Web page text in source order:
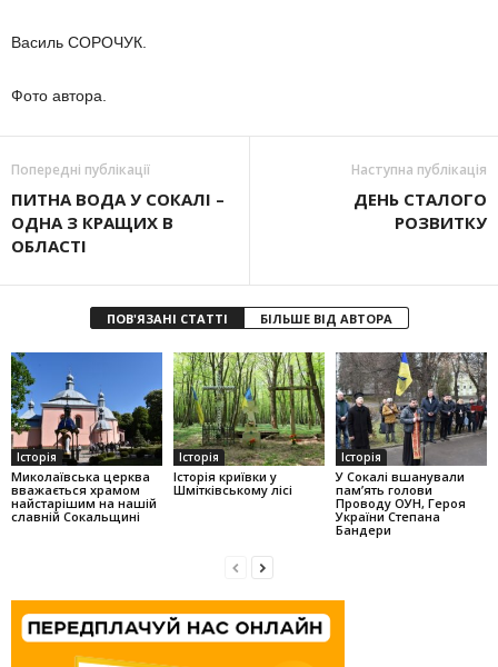
Василь СОРОЧУК.
Фото автора.
Попередні публікації
ПИТНА ВОДА У СОКАЛІ –
ОДНА З КРАЩИХ В
ОБЛАСТІ
Наступна публікація
ДЕНЬ СТАЛОГО
РОЗВИТКУ
ПОВ'ЯЗАНІ СТАТТІ БІЛЬШЕ ВІД АВТОРА
Історія
Миколаївська церква
вважається храмом
найстарішим на нашій
славній Сокальщині
Історія
Історія криївки у
Шмітківському лісі
Історія
У Сокалі вшанували
пам’ять голови
Проводу ОУН, Героя
України Степана
Бандери